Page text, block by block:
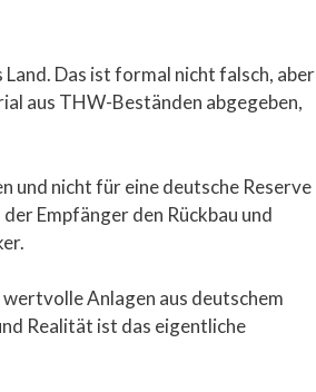
Das ist formal nicht falsch, aber
aus THW-Beständen abgegeben,
und nicht für eine deutsche Reserve
Empfänger den Rückbau und
Anlagen aus deutschem
Realität ist das eigentliche